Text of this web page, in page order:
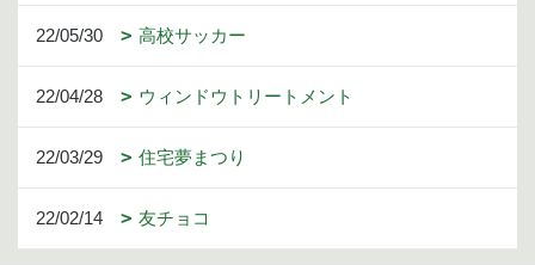
22/05/30 高校サッカー
22/04/28 ウィンドウトリートメント
22/03/29 住宅夢まつり
22/02/14 友チョコ